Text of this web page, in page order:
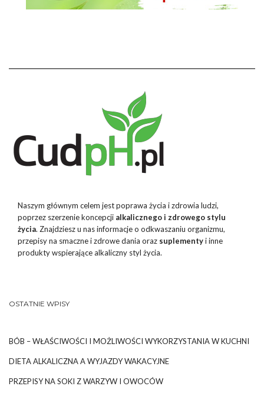
Naszym głównym celem jest poprawa życia i zdrowia ludzi,
poprzez szerzenie koncepcji alkalicznego i zdrowego stylu
życia. Znajdziesz u nas informacje o odkwaszaniu organizmu,
przepisy na smaczne i zdrowe dania oraz suplementyi inne
produkty wspierające alkaliczny styl życia.
OSTATNIE WPISY
BÓB – WŁAŚCIWOŚCI I MOŻLIWOŚCI WYKORZYSTANIA W KUCHNI
DIETA ALKALICZNA A WYJAZDY WAKACYJNE
PRZEPISY NA SOKI Z WARZYW I OWOCÓW